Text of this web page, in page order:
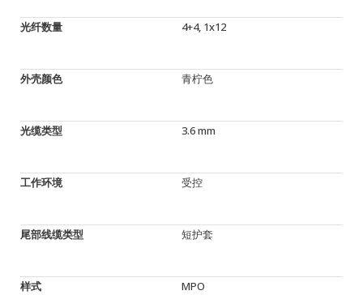
光纤数量 4+4, 1x12
外壳颜色 青柠色
光缆类型 3.6 mm
工作环境 受控
尾部线缆类型 短护套
样式 MPO